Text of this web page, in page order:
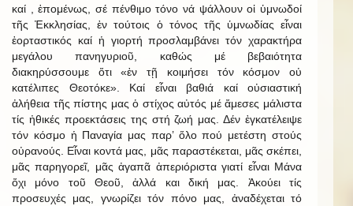
καί , ἑπομένως, σέ πένθιμο τόνο νά ψάλλουν οἱ ὑμνωδοί
τῆς Ἐκκλησίας, ἐν τούτοις ὁ τόνος τῆς ὑμνωδίας εἶναι
ἑορταστικός καί ἡ γιορτή προσλαμβάνει τόν χαρακτήρα
μεγάλου πανηγυριοῦ, καθώς μέ βεβαιότητα
διακηρύσσουμε ὅτι «ἐν τῇ κοιμήσει τόν κόσμον οὐ
κατέλιπες Θεοτόκε». Καί εἶναι βαθιά καί οὐσιαστική
ἀλήθεια τῆς πίστης μας ὁ στίχος αὐτός μέ ἄμεσες μάλιστα
τίς ἠθικές προεκτάσεις της στή ζωή μας. Δέν ἐγκατέλειψε
τόν κόσμο ἡ Παναγία μας παρ’ ὅλο πού μετέστη στούς
οὐρανούς. Εἶναι κοντά μας, μᾶς παραστέκεται, μᾶς σκέπει,
μᾶς παρηγορεῖ, μᾶς ἀγαπᾶ ἀπεριόριστα γιατί εἶναι Μάνα
ὄχι μόνο τοῦ Θεοῦ, ἀλλά και δική μας. Ἀκούει τίς
προσευχές μας, γνωρίζει τόν πόνο μας, ἀναδέχεται τό